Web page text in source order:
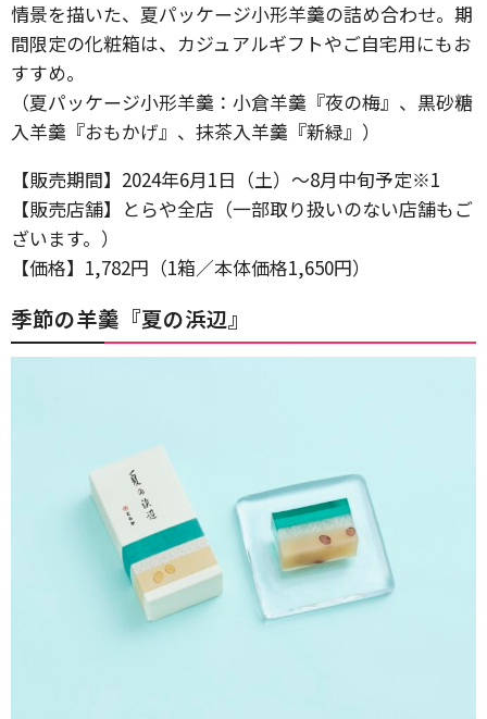
情景を描いた、夏パッケージ小形羊羹の詰め合わせ。期
間限定の化粧箱は、カジュアルギフトやご自宅用にもお
すすめ。
（夏パッケージ小形羊羹：小倉羊羹『夜の梅』、黒砂糖
入羊羹『おもかげ』、抹茶入羊羹『新緑』）
【販売期間】2024年6月1日（土）～8月中旬予定※1
【販売店舗】とらや全店（一部取り扱いのない店舗もご
ざいます。）
【価格】1,782円（1箱／本体価格1,650円）
季節の羊羹『夏の浜辺』